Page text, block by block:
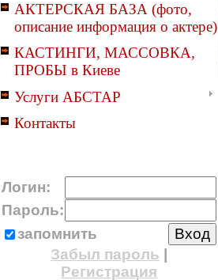
АКТЕРСКАЯ БАЗА (фото,
описание информация о актере)
КАСТИНГИ, МАССОВКА,
ПРОБЫ в Киеве
Услуги АБСТАР
Контакты
Логин:
Пароль:
запомнить
Забыл пароль
Регистрация